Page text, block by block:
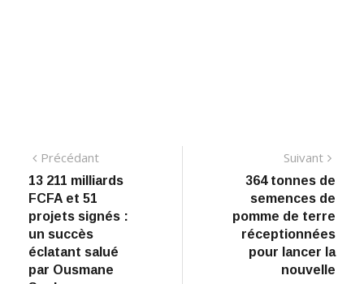
Navigation
de
l’article
PrécédantPrécédant:
13 211 milliards
FCFA et 51
projets signés :
un succès
éclatant salué
par Ousmane
Suivant
364 tonnes de
semences de
pomme de terre
réceptionnées
pour lancer la
nouvelle